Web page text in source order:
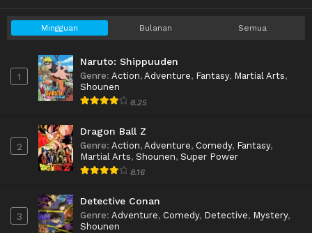
Mingguan Bulanan Semua
1
Naruto: Shippuuden
Genre: Action, Adventure, Fantasy, Martial Arts,
Shounen
8.25
2
Dragon Ball Z
Genre: Action, Adventure, Comedy, Fantasy,
Martial Arts, Shounen, Super Power
8.16
3
Detective Conan
Genre: Adventure, Comedy, Detective, Mystery,
Shounen